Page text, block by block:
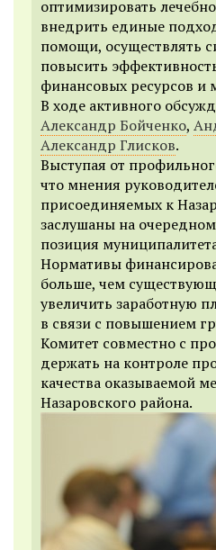
оптимизировать
внедрить единые
помощи, осуществлять
повысить
финансовых ресурсов и
В ходе активного
Александр Бойченко,
Александр Глисков.
Выступая от
что мнения
присоединяемых к
заслушаны на
позиция
Нормативы
больше, чем
увеличить заработную
в связи с повышением
Комитет совместно с
держать на контроле
качества оказываемой
Назаровского района.